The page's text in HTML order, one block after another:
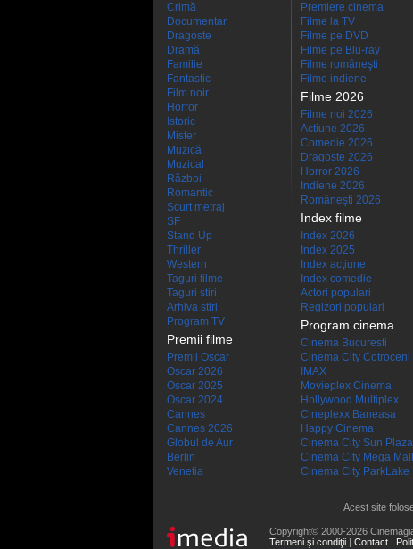
Crimă
Documentar
Dragoste
Dramă
Familie
Fantastic
Film noir
Horror
Istoric
Mister
Muzică
Muzical
Război
Romantic
Scurt metraj
SF
Stand Up
Thriller
Western
Taguri filme
Taguri stiri
Arhiva stiri
Program TV
Premii filme
Premii Oscar
Oscar 2026
Oscar 2025
Oscar 2024
Cannes
Cannes 2026
Globul de Aur
Berlin
Venetia
Premiere cinema
Filme la TV
Filme pe DVD
Filme pe Blu-ray
Filme româneşti
Filme indiene
Filme 2026
Filme noi 2026
Actiune 2026
Comedie 2026
Dragoste 2026
Horror 2026
Indiene 2026
Româneşti 2026
Index filme
Index 2026
Index 2025
Index acţiune
Index comedie
Actori populari
Regizori populari
Program cinema
Cinema Bucuresti
Cinema City Cotroceni
IMAX
Movieplex Cinema
Hollywood Multiplex
Cineplexx Baneasa
Happy Cinema
Cinema City Sun Plaza
Cinema City Mega Mall
Cinema City ParkLake
Acest site
Copyright© 2000-2026
Termeni şi condiţii | Contact |